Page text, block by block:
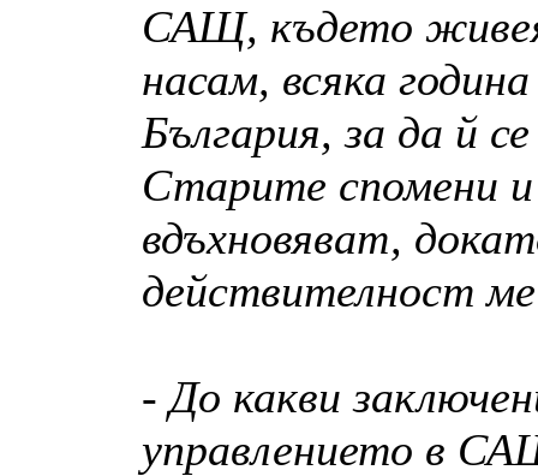
САЩ, където
насам, всяка
България, за да й
Старите спомени
вдъхновяват,
действителност
- До какви
управлението в